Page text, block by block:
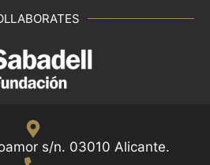
s/n. 03010 Alicante.